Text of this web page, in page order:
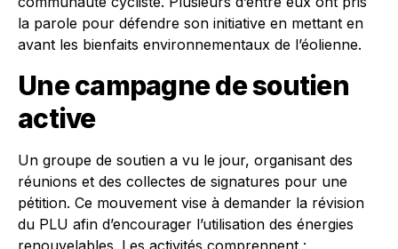
la parole pour défendre son initiative en mettant en
avant les bienfaits environnementaux de l’éolienne.
Une campagne de soutien
active
Un groupe de soutien a vu le jour, organisant des
réunions et des collectes de signatures pour une
pétition. Ce mouvement vise à demander la révision
du PLU afin d’encourager l’utilisation des énergies
renouvelables. Les activités comprennent :